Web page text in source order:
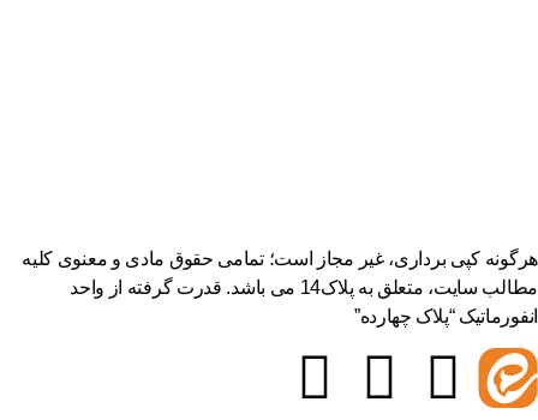
کپی برداری، غیر مجاز است؛ تمامی حقوق مادی و معنوی کلیه
مطالب سایت، متعلق به پلاک14 می باشد. قدرت گرفته از واحد
“پلاک چهارده”